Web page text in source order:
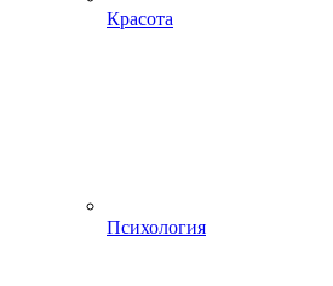
Красота
Психология